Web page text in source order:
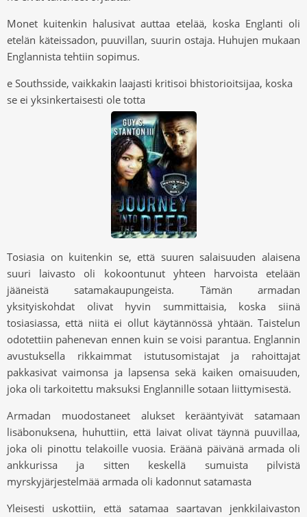
Monet kuitenkin halusivat auttaa etelää, koska Englanti oli
etelän käteissadon, puuvillan, suurin ostaja. Huhujen mukaan
Englannista tehtiin sopimus.
e Southsside, vaikkakin laajasti kritisoi bhistorioitsijaa, koska
se ei yksinkertaisesti ole totta
Tosiasia on kuitenkin se, että suuren salaisuuden alaisena
suuri laivasto oli kokoontunut yhteen harvoista etelään
jääneistä satamakaupungeista. Tämän armadan
yksityiskohdat olivat hyvin summittaisia, koska siinä
tosiasiassa, että niitä ei ollut käytännössä yhtään. Taistelun
odotettiin pahenevan ennen kuin se voisi parantua. Englannin
avustuksella rikkaimmat istutusomistajat ja rahoittajat
pakkasivat vaimonsa ja lapsensa sekä kaiken omaisuuden,
joka oli tarkoitettu maksuksi Englannille sotaan liittymisestä.
Armadan muodostaneet alukset kerääntyivät satamaan
lisäbonuksena, huhuttiin, että laivat olivat täynnä puuvillaa,
joka oli pinottu telakoille vuosia. Eräänä päivänä armada oli
ankkurissa ja sitten keskellä sumuista pilvistä
myrskyjärjestelmää armada oli kadonnut satamasta
Yleisesti uskottiin, että satamaa saartavan jenkkilaivaston